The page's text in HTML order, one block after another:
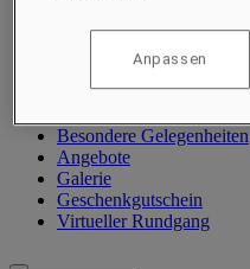
Information
Wellness
Besondere Gelegenheiten
Angebote
Galerie
Geschenkgutschein
Virtueller Rundgang
Anpassen